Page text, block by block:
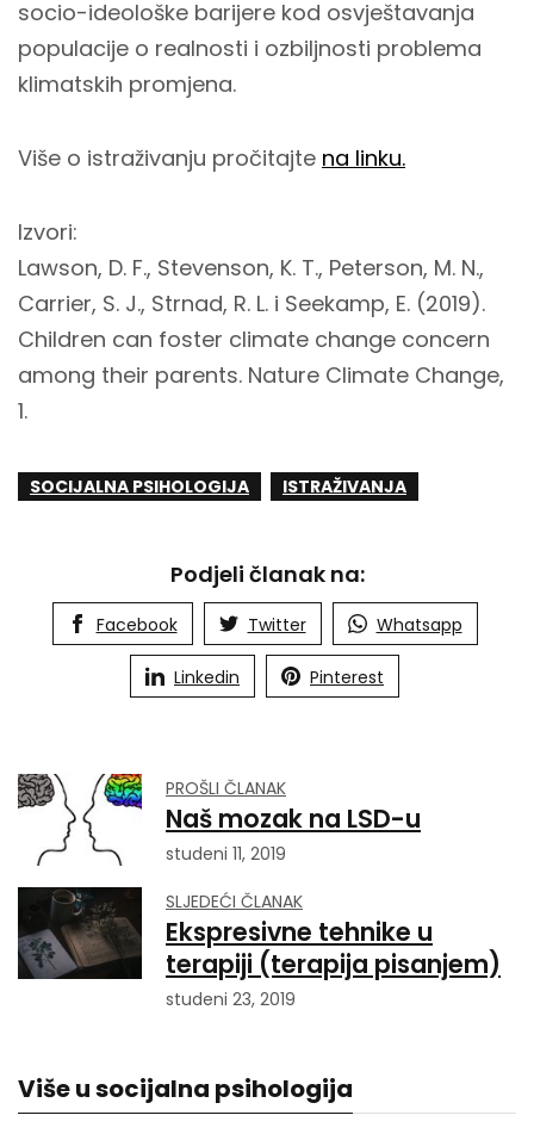
socio-ideološke barijere kod osvještavanja
populacije o realnosti i ozbiljnosti problema
klimatskih promjena.
Više o istraživanju pročitajte na linku.
Izvori:
Lawson, D. F., Stevenson, K. T., Peterson, M. N.,
Carrier, S. J., Strnad, R. L. i Seekamp, E. (2019).
Children can foster climate change concern
among their parents. Nature Climate Change,
1.
SOCIJALNA PSIHOLOGIJA ISTRAŽIVANJA
Podjeli članak na:
Facebook Twitter Whatsapp
Linkedin Pinterest
PROŠLI ČLANAK
Naš mozak na LSD-u
studeni 11, 2019
SLJEDEĆI ČLANAK
Ekspresivne tehnike u
terapiji (terapija pisanjem)
studeni 23, 2019
Više u socijalna psihologija